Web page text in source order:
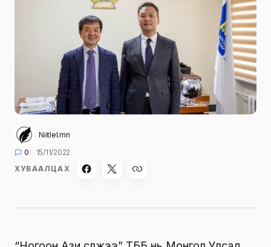
Niitlel.mn
0
15/11/2022
ХУВААЛЦАХ